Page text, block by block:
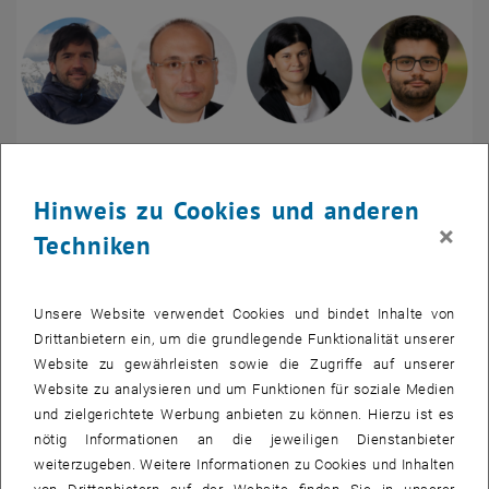
Bild
kürzlich gegründet. Damit wurde eine neue Plattform geschaffen,
um Forscher und Fachleute, die auf dem Gebiet des Magnetismus
in Österreich arbeiten, miteinander zu verbinden. Zum
Führungsteam des Chapters gehören Amalio Fernández-Pacheco
und Sabri Koraltan vom Institut für Angewandte Physik der TU Wien
als Vorsitzender bzw. Sekretär. Andrii Chumak von der Universität
Wien fungiert als stellvertretender Vorsitzender, während Perla
Hinweis zu Cookies und anderen
Techniken
×
Unsere Website verwendet Cookies und bindet Inhalte von
Drittanbietern ein, um die grundlegende Funktionalität unserer
Website zu gewährleisten sowie die Zugriffe auf unserer
Website zu analysieren und um Funktionen für soziale Medien
und zielgerichtete Werbung anbieten zu können. Hierzu ist es
nötig Informationen an die jeweiligen Dienstanbieter
weiterzugeben. Weitere Informationen zu Cookies und Inhalten